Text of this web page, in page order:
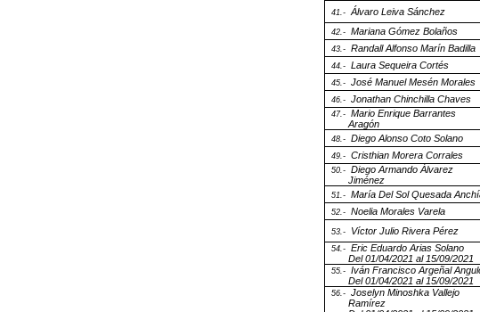
41.- Álvaro Leiva Sánchez
42.- Mariana Gómez Bolaños
43.- Randall Alfonso Marín Badilla
44.- Laura Sequeira Cortés
45.- José Manuel Mesén Morales
46.- Jonathan Chinchilla Chaves
47.-
Mario Enrique Barrantes
Aragón
48.- Diego Alonso Coto Solano
49.- Cristhian Morera Corrales
50.-
Diego Armando Álvarez
Jiménez
51.- María Del Sol Quesada
52.- Noelia Morales Varela
53.- Víctor Julio Rivera Pérez
54.-
Eric Eduardo Arias Solano
Del 01/04/2021 al 15/09/2021
55.-
Iván Francisco Argeñal
Del 01/04/2021 al 15/09/2021
56.-
Joselyn Minoshka Vallejo
Ramírez